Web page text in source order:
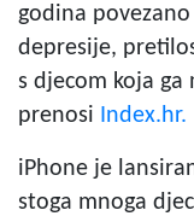
godina
depresije,
s djecom koja ga
prenosi Index.hr.
iPhone je
stoga mnoga